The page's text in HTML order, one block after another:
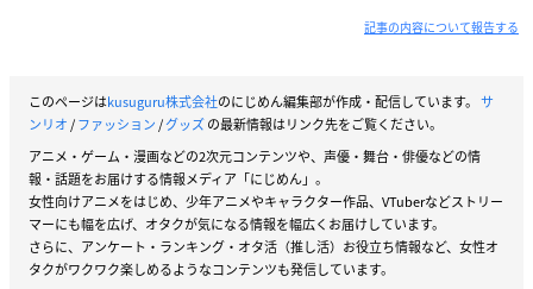
記事の内容について報告する
このページはkusuguru株式会社のにじめん編集部が作成・配信しています。 サ
ンリオ/ファッション/グッズの最新情報はリンク先をご覧ください。
アニメ・ゲーム・漫画などの2次元コンテンツや、声優・舞台・俳優などの情
報・話題をお届けする情報メディア「にじめん」。
女性向けアニメをはじめ、少年アニメやキャラクター作品、VTuberなどストリー
マーにも幅を広げ、オタクが気になる情報を幅広くお届けしています。
さらに、アンケート・ランキング・オタ活（推し活）お役立ち情報など、女性オ
タクがワクワク楽しめるようなコンテンツも発信しています。